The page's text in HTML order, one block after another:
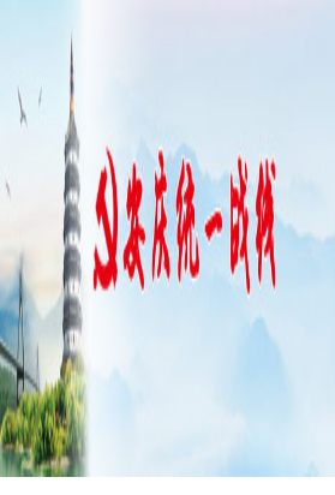
页聚战
讯
各
动
态
关
党
建
他
山
之
石
理
论
园
统
战